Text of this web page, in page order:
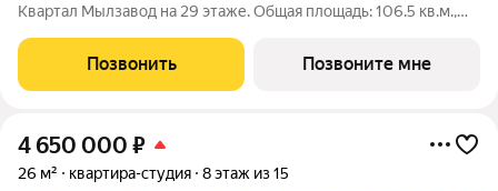
Квартал Мылзавод на 29 этаже. Общая площадь: 106.5 кв.м.,
кв.м. Высота потолков 2.72 м. Квартира с кухней-гостиной и
двумя спальнями в
Позвонить Позвоните мне
4 650 000 ₽
26 м² квартира-студия 8 этаж из 15